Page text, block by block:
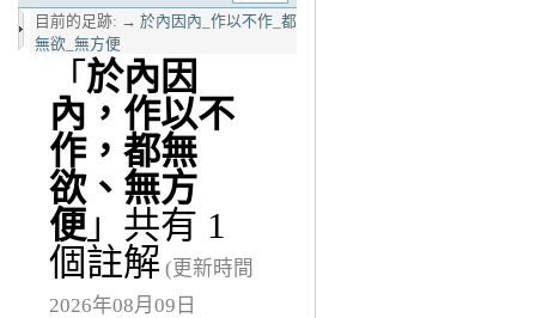
目前的足跡: → 於內因內_作以不作_都
無欲_無方便
「 於內因
內，作以不
作，都無
欲、無方
便 」共有 1
個註解 (更新時間
2026年08月09日